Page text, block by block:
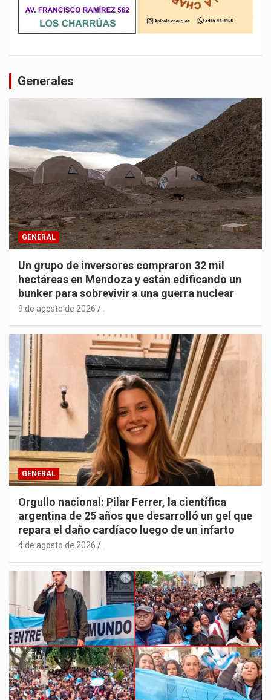
Generales
GENERAL
Un grupo de inversores compraron 32 mil
hectáreas en Mendoza y están edificando un
bunker para sobrevivir a una guerra nuclear
9 de agosto de 2026 .
GENERAL
Orgullo nacional: Pilar Ferrer, la científica
argentina de 25 años que desarrolló un gel que
repara el daño cardíaco luego de un infarto
4 de agosto de 2026